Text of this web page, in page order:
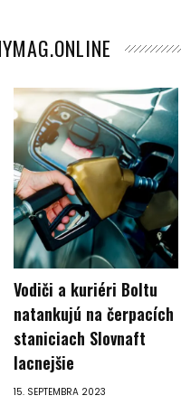
Vodiči a kuriéri Boltu
natankujú na čerpacích
staniciach Slovnaft
lacnejšie
15. SEPTEMBRA 2023